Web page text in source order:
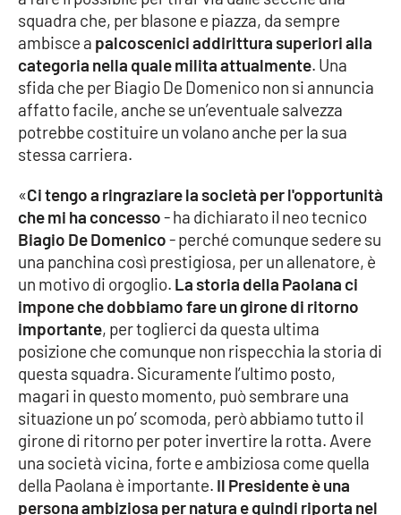
EDIZIONI
LOCALI
Catanzaro
Crotone
Vibo Valentia
Reggio Calabria
Cosenza
Lamezia Terme
PROGETTI
SPECIALI
Buona Sanità Calabria
squadra che, per blasone e piazza, da sempre
ambisce a palcoscenici addirittura superiori alla
categoria nella quale milita attualmente. Una
sfida che per Biagio De Domenico non si annuncia
affatto facile, anche se un’eventuale salvezza
potrebbe costituire un volano anche per la sua
stessa carriera.
«Ci tengo a ringraziare la società per l'opportunità
che mi ha concesso- ha dichiarato il neo tecnico
Biagio De Domenico- perché comunque sedere su
una panchina così prestigiosa, per un allenatore, è
un motivo di orgoglio. La storia della Paolana ci
impone che dobbiamo fare un girone di ritorno
importante, per toglierci da questa ultima
posizione che comunque non rispecchia la storia di
questa squadra. Sicuramente l’ultimo posto,
magari in questo momento, può sembrare una
situazione un po’ scomoda, però abbiamo tutto il
girone di ritorno per poter invertire la rotta. Avere
una società vicina, forte e ambiziosa come quella
della Paolana è importante. Il Presidente è una
persona ambiziosa per natura e quindi riporta nel